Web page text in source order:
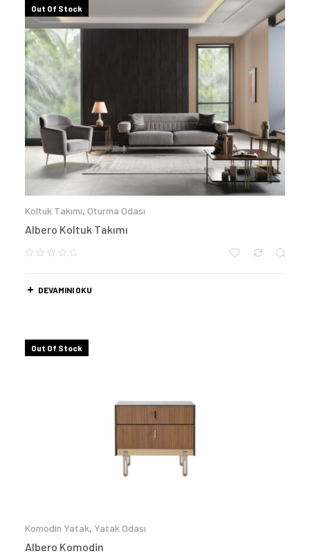
Out Of Stock
Koltuk Takımı, Oturma Odası
Albero Koltuk Takımı
DEVAMINI OKU
Out Of Stock
Komodin Yatak, Yatak Odası
Albero Komodin